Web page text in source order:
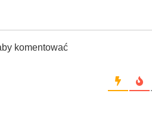
komentować